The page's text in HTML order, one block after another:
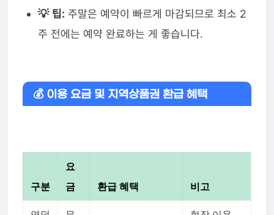
💡 팁: 주말은 예약이 빠르게 마감되므로 최소 2
주 전에는 예약 완료하는 게 좋습니다.
💰 이용 요금 및 지역상품권 환급 혜택
구분
요
금
환급 혜택 비고